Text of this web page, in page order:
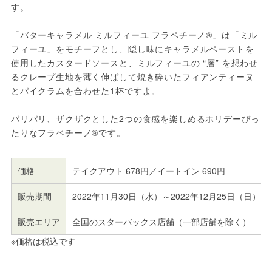
す。
「バターキャラメル ミルフィーユ フラペチーノ®」は「ミル
フィーユ」をモチーフとし、隠し味にキャラメルペーストを
使用したカスタードソースと、ミルフィーユの “層” を想わせ
るクレープ生地を薄く伸ばして焼き砕いたフィアンティーヌ
とパイクラムを合わせた1杯ですよ。
パリパリ、ザクザクとした2つの食感を楽しめるホリデーぴっ
たりなフラペチーノ®です。
価格 テイクアウト 678円／イートイン 690円
販売期間 2022年11月30日（水）～2022年12月25日（日） ※
販売エリア
全国のスターバックス店舗（一部店舗を除く）
※価格は税込です